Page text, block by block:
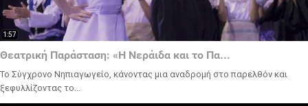
1:57
Θεατρική Παράσταση: «Η Νεράιδα και το Πα...
Το Σύγχρονο Νηπιαγωγείο, κάνοντας μια αναδρομή στο παρελθόν και
ξεφυλλίζοντας το...